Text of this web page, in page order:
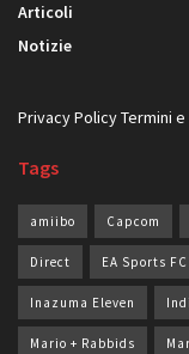
Articoli
Notizie
Privacy PolicyTermini
Tags
amiibo Capcom
Direct EA Sports FC
Inazuma Eleven
Mario + Rabbids